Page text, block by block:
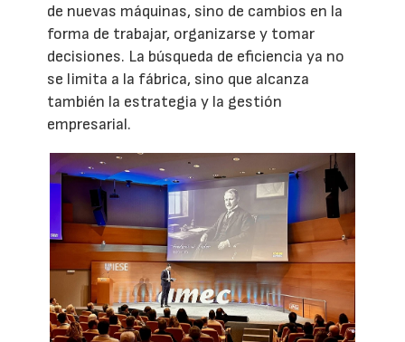
de nuevas máquinas, sino de cambios en la
forma de trabajar, organizarse y tomar
decisiones. La búsqueda de eficiencia ya no
se limita a la fábrica, sino que alcanza
también la estrategia y la gestión
empresarial.